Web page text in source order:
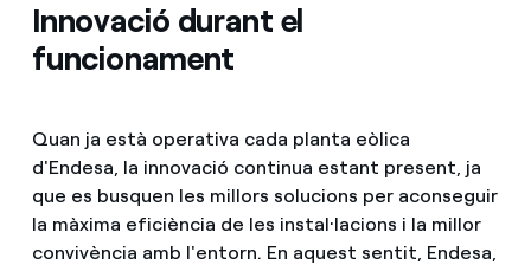
Innovació durant el
funcionament
Quan ja està operativa cada planta eòlica
d'Endesa, la innovació continua estant present, ja
que es busquen les millors solucions per aconseguir
la màxima eficiència de les instal·lacions i la millor
convivència amb l'entorn. En aquest sentit, Endesa,